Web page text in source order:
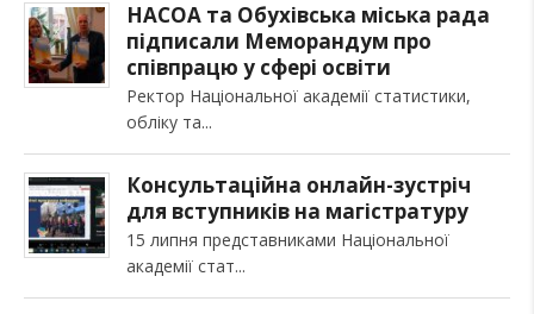
НАСОА та Обухівська міська рада
підписали Меморандум про
співпрацю у сфері освіти
Ректор Національної академії статистики,
обліку та
Консультаційна онлайн-зустріч
для вступників на магістратуру
15 липня представниками Національної
академії стат